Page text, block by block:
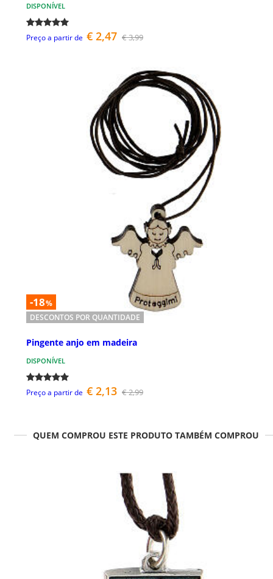
DISPONÍVEL
Preço a partir de € 2,47 € 3,99
-18%
DESCONTOS POR QUANTIDADE
Pingente anjo em madeira
DISPONÍVEL
Preço a partir de € 2,13 € 2,99
QUEM COMPROU ESTE PRODUTO TAMBÉM COMPROU